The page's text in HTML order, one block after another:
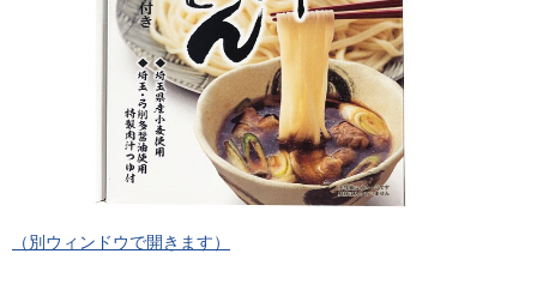
（別ウィンドウで開きます）